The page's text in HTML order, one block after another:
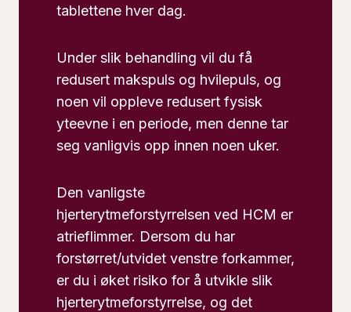
tablettene hver dag.
Under slik behandling vil du få
redusert makspuls og hvilepuls, og
noen vil oppleve redusert fysisk
yteevne i en periode, men denne tar
seg vanligvis opp innen noen uker.
Den vanligste
hjerterytmeforstyrrelsen ved HCM er
atrieflimmer. Dersom du har
forstørret/utvidet venstre forkammer,
er du i øket risiko for å utvikle slik
hjerterytmeforstyrrelse, og det